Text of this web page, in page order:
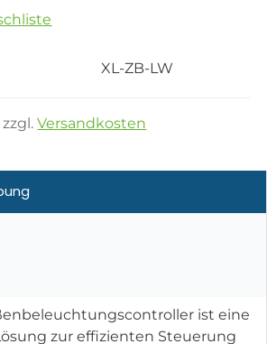
XL-ZB-LW
zzgl.Versandkosten
ist eine
zur effizienten Steuerung